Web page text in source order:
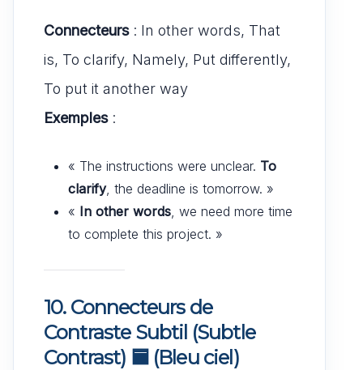
Connecteurs: In other words, That
is, To clarify, Namely, Put differently,
To put it another way
Exemples:
« The instructions were unclear. To
clarify, the deadline is tomorrow. »
« In other words , we need more time
to complete this project. »
10. Connecteurs de
Contraste Subtil (Subtle
Contrast) 🟦 (Bleu ciel)